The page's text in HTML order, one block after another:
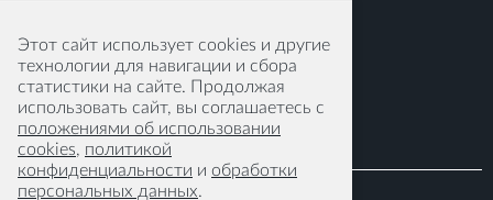
Этот сайт использует cookies и другие
технологии для навигации и сбора
статистики на сайте. Продолжая
использовать сайт, вы соглашаетесь с
положениями об использовании
cookies, политикой
конфиденциальности и обработки
персональных данных.